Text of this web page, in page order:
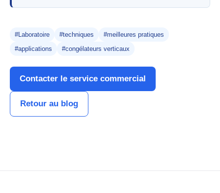
#Laboratoire #techniques
#meilleures pratiques
#applications
#congélateurs verticaux
Contacter le service commercial
Retour au blog